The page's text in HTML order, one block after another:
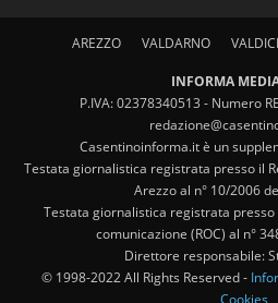
AREZZO VALDARNO
INFORMA
P.IVA: 02378340513 - Numero
Casentinoinforma.it è un
Testata giornalistica registrata presso il
Arezzo al n° 10/2006
Testata giornalistica registrata
comunicazione (ROC) al n°
Direttore responsabile:
© 1998-2022 All Rights Reserved -
Cookies